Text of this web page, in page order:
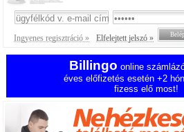
Ingyenes regisztráció » Elfelejtett jelszó »
Billingo online
éves előfizetés esetén +2
fizess elő most!